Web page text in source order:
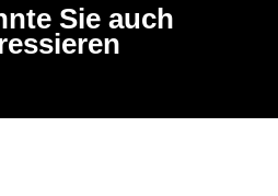
Sie auch